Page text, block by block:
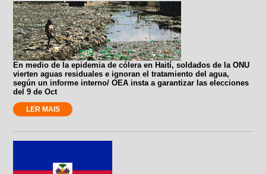
En medio de la epidemia de cólera en Haití, soldados de la ONU
vierten aguas residuales e ignoran el tratamiento del agua,
según un informe interno/ OEA insta a garantizar las elecciones
del 9 de Oct
LER MAIS